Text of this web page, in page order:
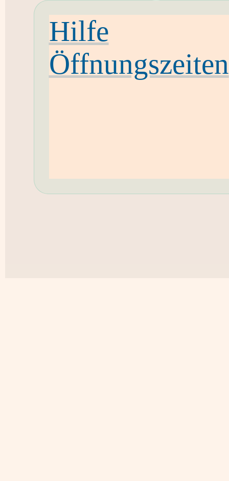
Hilfe
Öffnungszeiten